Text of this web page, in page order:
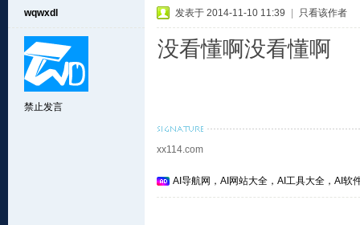
wqwxdl
禁止发言
发表于 2014-11-10 11:39 只看该作者
没看懂啊没看懂啊
xx114.com
AI导航网，AI网站大全，AI工具大全，AI软